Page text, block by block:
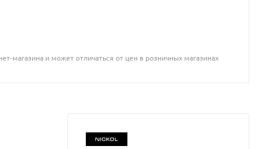
магазина и может отличаться от цен в розничных магазинах